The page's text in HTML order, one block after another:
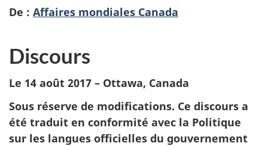
De : Affaires mondiales Canada
Discours
Le 14 août 2017 – Ottawa, Canada
Sous réserve de modifications. Ce discours a
été traduit en conformité avec la Politique
sur les langues officielles du gouvernement